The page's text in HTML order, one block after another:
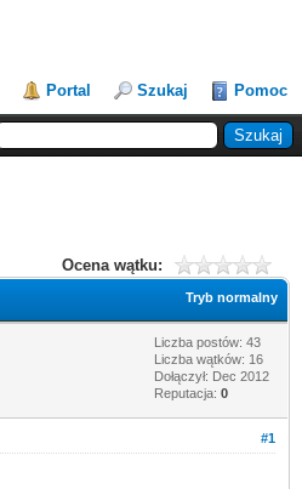
Portal Szukaj Pomoc
Ocena wątku:
Tryb normalny
Liczba postów: 43
Liczba wątków: 16
Dołączył: Dec 2012
Reputacja: 0
#1